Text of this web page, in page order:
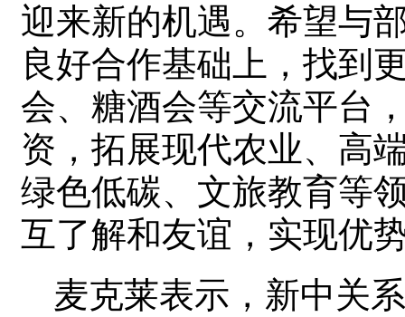
迎来新的机遇。希望与
良好合作基础上，找到
会、糖酒会等交流平台
资，拓展现代农业、高
绿色低碳、文旅教育等
互了解和友谊，实现优
麦克莱表示，新中关